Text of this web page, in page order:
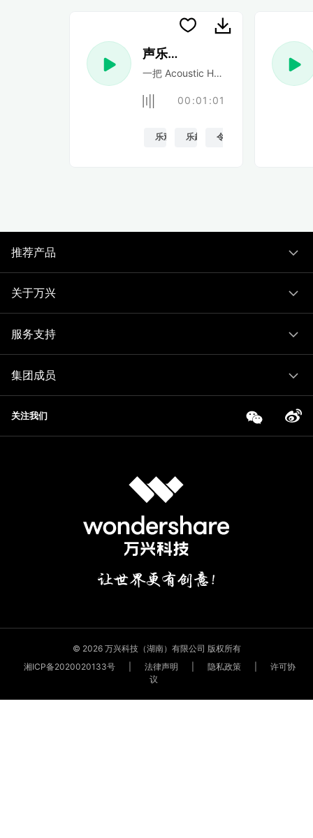
声乐民谣
一把 Acoustic Happy 民谣吉他，带有
00:01:01
乐观的 乐趣 令人振奋
推荐产品
关于万兴
服务支持
集团成员
关注我们
© 2026 万兴科技（湖南）有限公司 版权所有
湘ICP备2020020133号
法律声明 隐私政策
许可协
议